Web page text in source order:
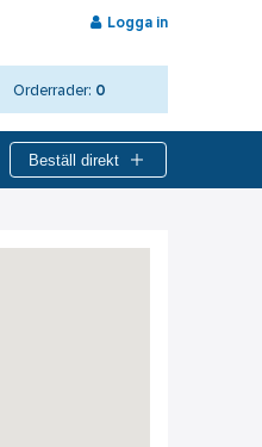
Logga in
Orderrader: 0
Beställ direkt